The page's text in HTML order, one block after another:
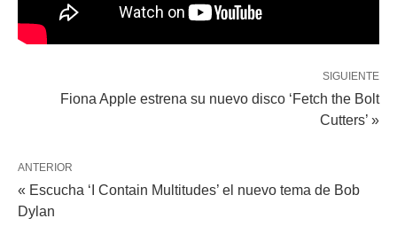
SIGUIENTE
Fiona Apple estrena su nuevo disco ‘Fetch the Bolt
Cutters’ »
ANTERIOR
« Escucha ‘I Contain Multitudes’ el nuevo tema de Bob
Dylan